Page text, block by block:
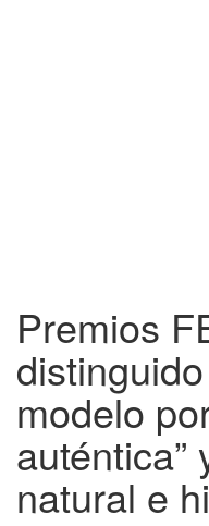
Premios
modelo
auténtica”
natural e